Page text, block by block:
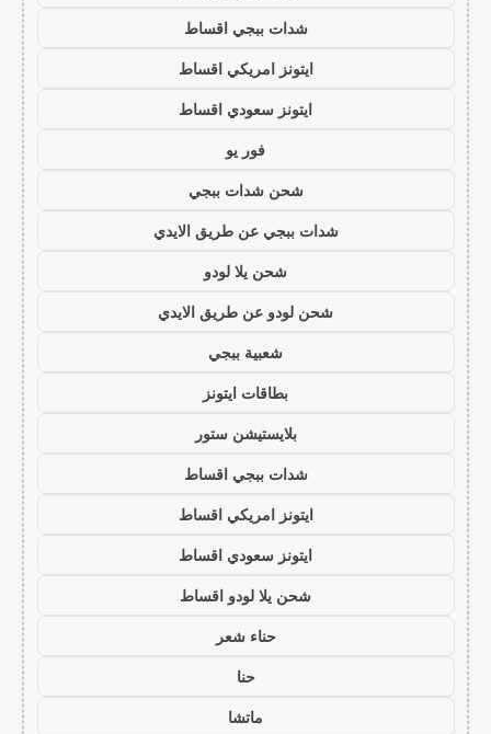
شدات ببجي اقساط
ايتونز امريكي اقساط
ايتونز سعودي اقساط
فور يو
شحن شدات ببجي
شدات ببجي عن طريق الايدي
شحن يلا لودو
شحن لودو عن طريق الايدي
شعبية ببجي
بطاقات ايتونز
بلايستيشن ستور
شدات ببجي اقساط
ايتونز امريكي اقساط
ايتونز سعودي اقساط
شحن يلا لودو اقساط
حناء شعر
حنا
ماتشا